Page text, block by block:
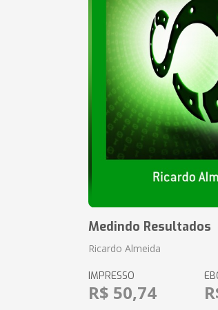
Medindo Resultados
Ricardo Almeida
IMPRESSO
R$ 50,74